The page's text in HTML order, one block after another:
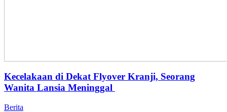
Kecelakaan di Dekat Flyover Kranji, Seorang
Wanita Lansia Meninggal
Berita